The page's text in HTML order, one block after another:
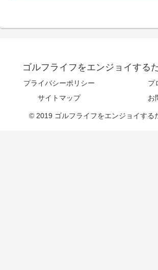
ゴルフライフをエンジョイする
プライバシーポリシー
プ
サイトマップ
お
© 2019 ゴルフライフをエンジョイする